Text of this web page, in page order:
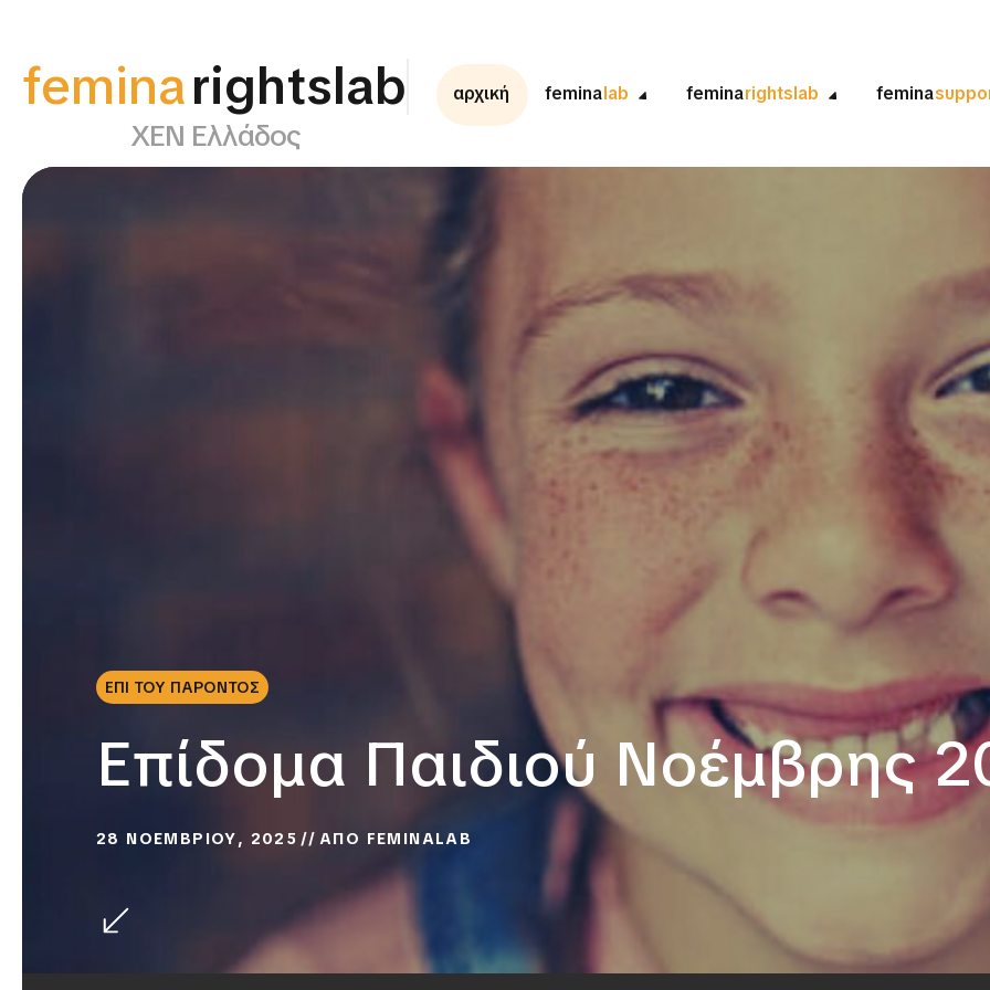
feminasupportlab
ΧΕΝ Ελλάδος
αρχική feminalab feminarightslab femina
ΕΠΙ ΤΟΥ ΠΑΡΟΝΤΟΣ
Επίδομα Παιδιού Νοέμβρης
28 ΝΟΕΜΒΡΙΟΥ, 2025 ΑΠΟ FEMINALAB